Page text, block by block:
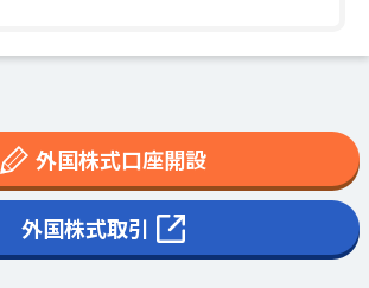
外国株式口座開設
外国株式取引